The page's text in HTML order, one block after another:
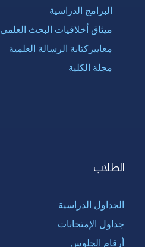
البرامج الدراسية
ميثاق أخلاقيات البحث العلمى
معاييركتابة الرسالة العلمية
مجلة الكلية
الطلاب
الجداول الدراسية
جداول الإمتحانات
أرقام الجلوس